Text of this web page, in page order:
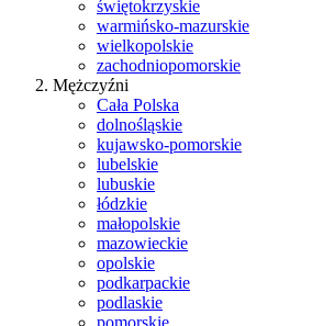
świętokrzyskie
warmińsko-mazurskie
wielkopolskie
zachodniopomorskie
Mężczyźni
Cała Polska
dolnośląskie
kujawsko-pomorskie
lubelskie
lubuskie
łódzkie
małopolskie
mazowieckie
opolskie
podkarpackie
podlaskie
pomorskie